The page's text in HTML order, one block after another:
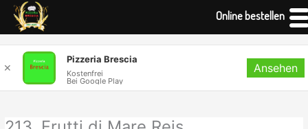
Inhalt
springen
Online bestellen
✕
Pizzeria Brescia
Kostenfrei
Bei Google Play
Ansehen